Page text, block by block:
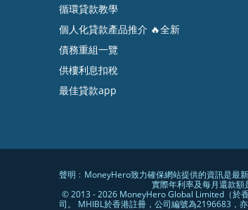
循環貸款教學
個人化貸款產品推介 🔥全新
債務重組一覽
供樓利息扣稅
最佳貸款app
聲明﹕MoneyHero致力確保網站提供的資訊是最
實際年利率及每月還款額
© 2013 - 2026 MoneyHero Global Limited（於
司。 MHIBL於香港註冊，公司編號為2196683，